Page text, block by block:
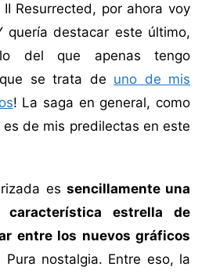
Resurrected, por ahora voy
quería destacar este último,
del que apenas tengo
se trata de uno de mis
! La saga en general, como
de mis predilectas en este
es sencillamente una
característica estrella de
entre los nuevos gráficos
Pura nostalgia. Entre eso, la